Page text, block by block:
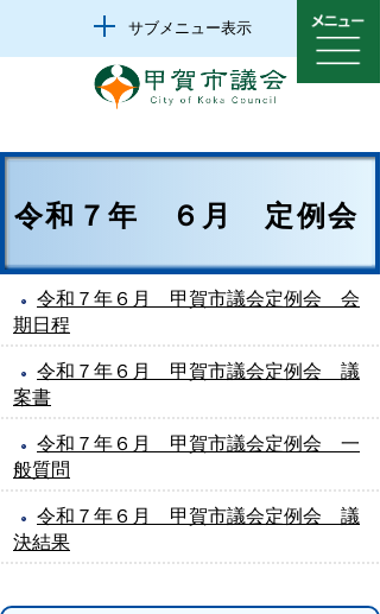
サブメニュー表示
令和７年 ６月 定例会
令和７年６月 甲賀市議会定例会 会
期日程
令和７年６月 甲賀市議会定例会 議
案書
令和７年６月 甲賀市議会定例会 一
般質問
令和７年６月 甲賀市議会定例会 議
決結果